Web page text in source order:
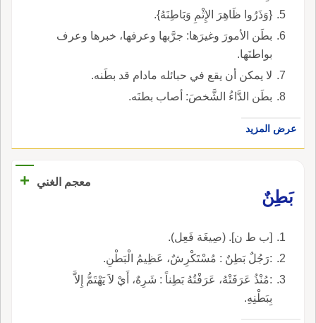
{وَذَرُوا ظَاهِرَ الإِثْمِ وَبَاطِنَهُ}.
بطَن الأمورَ وغيرَها: جرَّبها وعرفها، خبرها وعرف
بواطنَها.
لا يمكن أن يقع في حبائله مادام قد بطَنه.
بطَن الدَّاءُ الشَّخصَ: أصاب بطنَه.
عرض المزيد
معجم الغني
+
بَطِنٌ
[ب ط ن]. (صِيغَة فَعِل).
:رَجُلٌ بَطِنٌ : مُسْتَكْرِشٌ، عَظِيمُ الْبَطْنِ.
:مُنْذُ عَرَفَتْهُ، عَرَفْتُهُ بَطِناً : شَرِهٌ، أَيْ لاَ يَهْتَمُّ إِلاَّ
بِبَطْنِهِ.